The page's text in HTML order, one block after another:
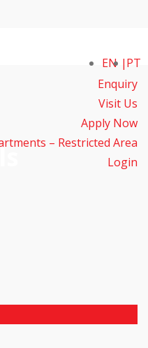
Enquiry
Visit Us
Apply Now
– Restricted Area
Login
EN PT